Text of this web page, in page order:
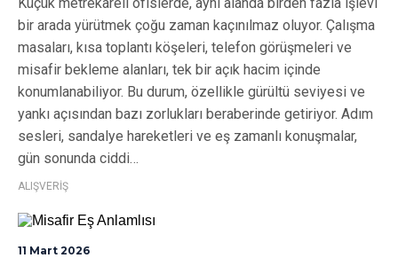
bir arada yürütmek çoğu zaman kaçınılmaz oluyor. Çalışma
masaları, kısa toplantı köşeleri, telefon görüşmeleri ve
misafir bekleme alanları, tek bir açık hacim içinde
konumlanabiliyor. Bu durum, özellikle gürültü seviyesi ve
yankı açısından bazı zorlukları beraberinde getiriyor. Adım
sesleri, sandalye hareketleri ve eş zamanlı konuşmalar,
gün sonunda ciddi…
ALIŞVERİŞ
11 Mart 2026